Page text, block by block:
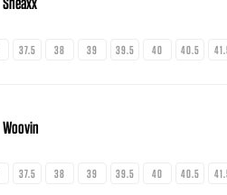
37.5 38 39 39.5 40 40.5
Woovin
37.5 38 39 39.5 40 40.5